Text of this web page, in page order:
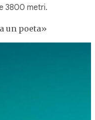
3800 metri.
un poeta»